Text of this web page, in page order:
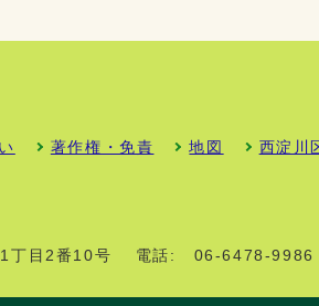
著作権・免責 地図 西淀川
丁目2番10号 電話: 06-6478-9986